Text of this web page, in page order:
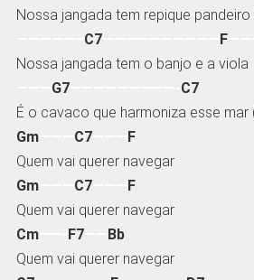
Nossa jangada tem repique
C7—————————— F———
Nossa jangada tem o banjo e a viola
G7—————————- C7
É o cavaco que harmoniza esse mar
Gm——— C7——— F
Quem vai querer navegar
Gm——— C7——— F
Quem vai querer navegar
Cm——- F7—— Bb
Quem vai querer navegar